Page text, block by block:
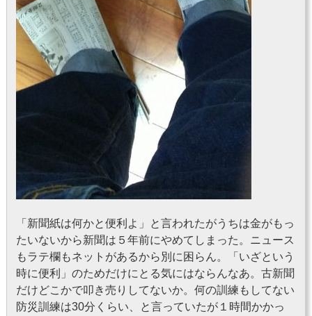
「新聞紙は何かと便利よ」と言われたがうちは金がもっ
たいないから新聞は５年前にやめてしまった。ニュース
もラテ欄もネットがあるから別に困らん。「いざという
時に便利」のためだけにとる気にはならんなあ。古新聞
だけどこかで叩き売りしてないか。何の訓練もしてない
防災訓練は30分くらい、と言っていたが１時間かかっ